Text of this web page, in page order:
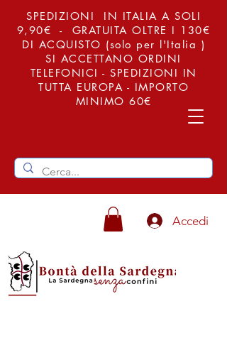
SPEDIZIONI IN ITALIA A SOLI
9,90€ - GRATUITA OLTRE I 130€
DI ACQUISTO (solo per l'Italia )
SI ACCETTANO ORDINI
TELEFONICI - SPEDIZIONI IN
TUTTA EUROPA - IMPORTO
MINIMO 60€
Accedi